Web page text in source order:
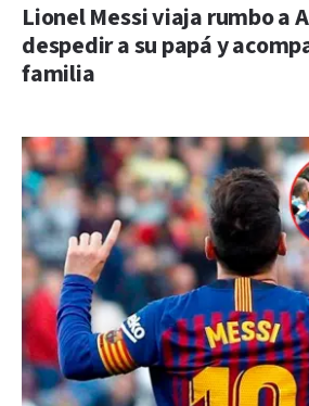
Lionel Messi viaja rumbo a
despedir a su papá y
familia